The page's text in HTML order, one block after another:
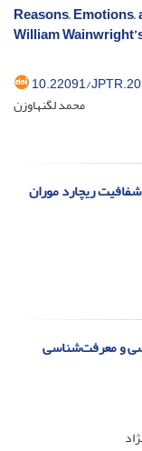
Reasons,
William
10.22091/
محمد لگنهاوزن
شفافیت ریچارد موران
و معرفت‌شناسی